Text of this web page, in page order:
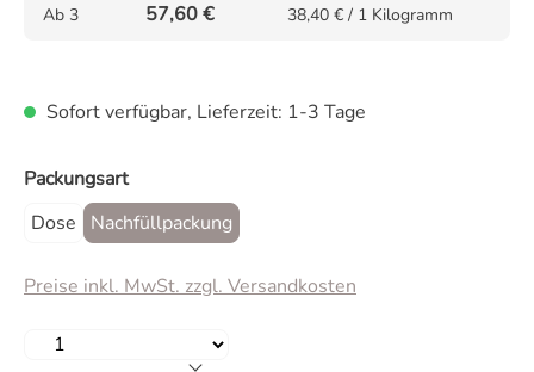
Ab 3 57,60 € 38,40 € / 1 Kilogramm
Sofort verfügbar, Lieferzeit: 1-3 Tage
Packungsartauswählen
Dose
Nachfüllpackung
Preise inkl. MwSt. zzgl. Versandkosten
Produkt Anzahl: Gib den gewünschten